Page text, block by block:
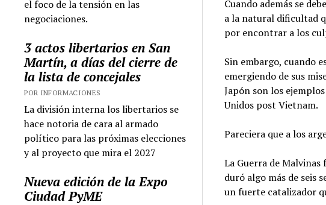
el foco de la tensión en las
negociaciones.
3 actos libertarios en San
Martín, a días del cierre de
la lista de concejales
POR INFORMACIONES
La división interna los libertarios se
hace notoria de cara al armado
político para las próximas elecciones
y al proyecto que mira el 2027
Nueva edición de la Expo
Ciudad PyME
Cuando además se
a la natural dificultad
por encontrar a los
Sin embargo, cuando
emergiendo de sus
Japón son los
Unidos post Vietnam.
Pareciera que a los
La Guerra de
duró algo más de seis
un fuerte catalizador